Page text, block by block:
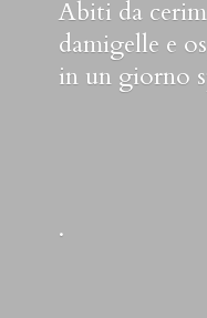
Abiti da
damigelle e
in un giorno
.